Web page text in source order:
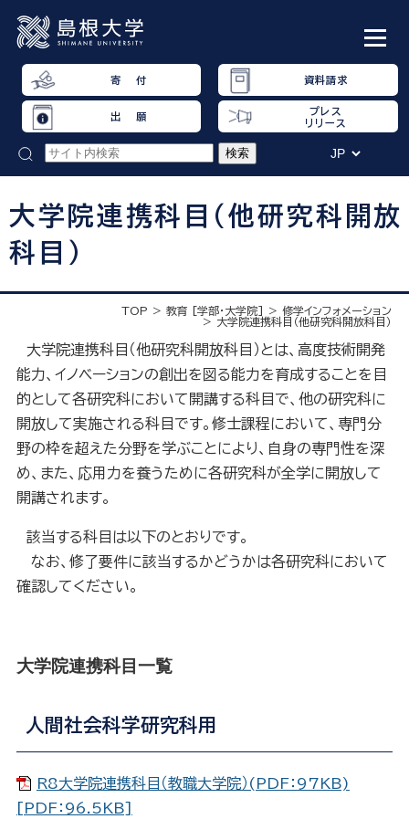
寄 付 資料請求
出 願
プレス
リリース
大学院連携科目（他研究科開放
科目）
TOP 教育 [学部・大学院]
修学インフォメーション
大学院連携科目（他研究科開放科目）
大学院連携科目（他研究科開放科目）とは、高度技術開発
能力、イノベーションの創出を図る能力を育成することを目
的として各研究科において開講する科目で、他の研究科に
開放して実施される科目です。修士課程において、専門分
野の枠を超えた分野を学ぶことにより、自身の専門性を深
め、また、応用力を養うために各研究科が全学に開放して
開講されます。
該当する科目は以下のとおりです。
なお、修了要件に該当するかどうかは各研究科において
確認してください。
大学院連携科目一覧
人間社会科学研究科用
R8大学院連携科目（教職大学院）(PDF：97KB)
[PDF：96.5KB]